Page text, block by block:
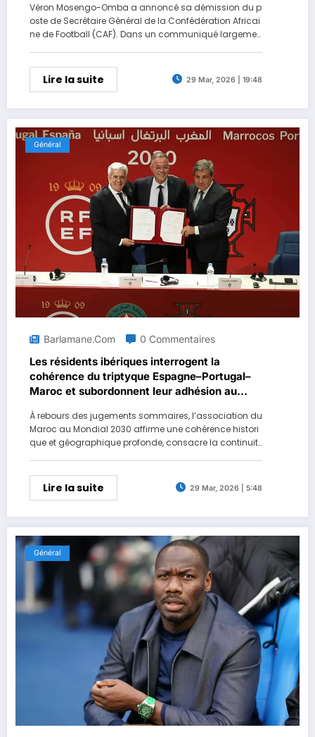
Véron Mosengo-Omba a annoncé sa démission du p
oste de Secrétaire Général de la Confédération Africai
ne de Football (CAF). Dans un communiqué largemen
Lire la suite 29 Mar, 2026 | 19:48
Général
Barlamane.com 0 Commentaires
Les résidents ibériques interrogent la
cohérence du triptyque Espagne–Portugal–
Maroc et subordonnent leur adhésion au
lisibilité culturelle
À rebours des jugements sommaires, l’association du
Maroc au Mondial 2030 affirme une cohérence histori
que et géographique profonde, consacre la continuit
argir l’horizon du football mondial tout en réconciliant
des espaces que l’histoire n’a jamais cessé de relier.
Lire la suite 29 Mar, 2026 | 5:48
Général